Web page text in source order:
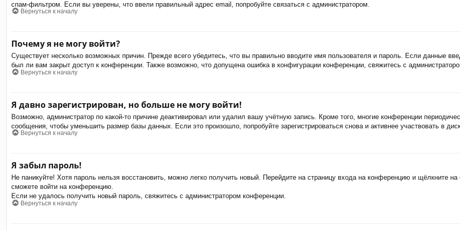
спам-фильтром. Если вы уверены, что ввели правильный адрес email, попробуйте связаться с администратором.
Вернуться к началу
Почему я не могу войти?
Существует несколько возможных причин. Прежде всего убедитесь, что вы правильно вводите имя пользователя и пароль. Если данные
был ли вам закрыт доступ к конференции. Также возможно, что допущена ошибка в конфигурации конференции, свяжитесь с
Вернуться к началу
Я давно зарегистрирован, но больше не могу войти!
Возможно, администратор по какой-то причине деактивировал или удалил вашу учётную запись. Кроме того, многие конференции
сообщения, чтобы уменьшить размер базы данных. Если это произошло, попробуйте зарегистрироваться снова и активнее участвовать в
Вернуться к началу
Я забыл пароль!
Не паникуйте! Хотя пароль нельзя восстановить, можно легко получить новый. Перейдите на страницу входа на конференцию и щёлкните
сможете войти на конференцию.
Если не удалось получить новый пароль, свяжитесь с администратором конференции.
Вернуться к началу